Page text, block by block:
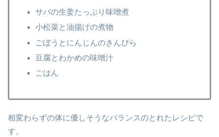
サバの生姜たっぷり味噌煮
小松菜と油揚げの煮物
ごぼうとにんじんのきんぴら
豆腐とわかめの味噌汁
ごはん
相変わらずの体に優しそうなバランスのとれたレシピで
す。